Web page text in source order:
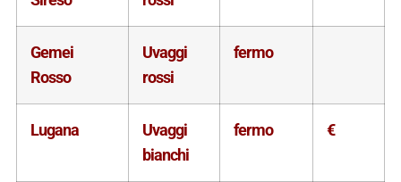
Gemei
Rosso
Uvaggi
rossi
fermo
Lugana
Uvaggi
bianchi
fermo €